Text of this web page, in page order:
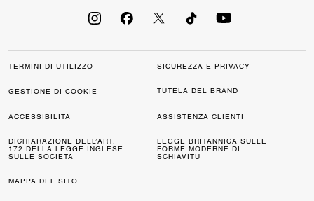
TERMINI DI UTILIZZO SICUREZZA E PRIVACY
GESTIONE DI COOKIE TUTELA DEL BRAND
ACCESSIBILITÀ ASSISTENZA CLIENTI
DICHIARAZIONE DELL’ART.
172 DELLA LEGGE INGLESE
SULLE SOCIETÀ
LEGGE BRITANNICA SULLE
FORME MODERNE DI
SCHIAVITÙ
MAPPA DEL SITO